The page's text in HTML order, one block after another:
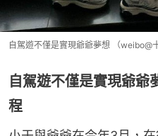
自駕遊不僅是實現爺爺夢想 （weibo@
自駕遊不僅是實現爺
程